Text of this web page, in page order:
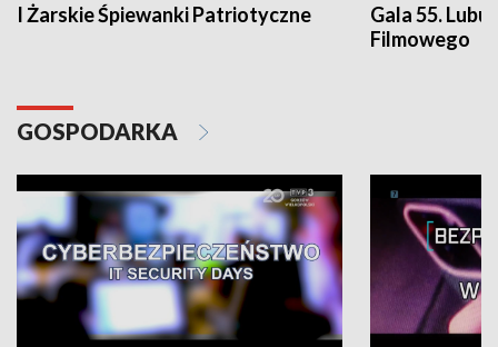
I Żarskie Śpiewanki Patriotyczne
Gala 55.
Filmowego
GOSPODARKA